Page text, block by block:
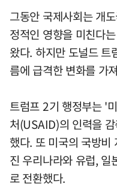
그동안 국제사회는 개
정적인 영향을 미친다
왔다. 하지만 도널드 트
름에 급격한 변화를 가
트럼프 2기 행정부는 '
처(USAID)의 인력을
했다. 또 미국의 국방비
진 우리나라와 유럽,
로 전환했다.